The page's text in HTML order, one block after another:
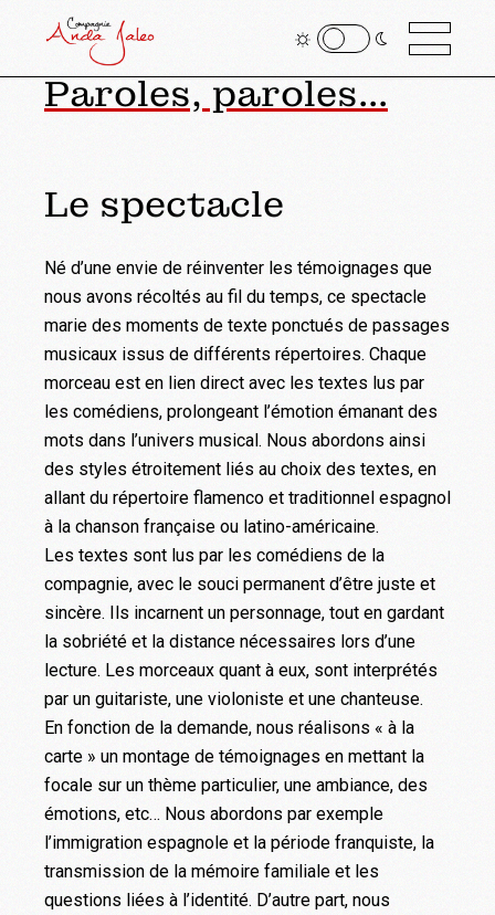
Paroles, paroles...
Le spectacle
Né d’une envie de réinventer les témoignages que
nous avons récoltés au fil du temps, ce spectacle
marie des moments de texte ponctués de passages
musicaux issus de différents répertoires. Chaque
morceau est en lien direct avec les textes lus par
les comédiens, prolongeant l’émotion émanant des
mots dans l’univers musical. Nous abordons ainsi
des styles étroitement liés au choix des textes, en
allant du répertoire flamenco et traditionnel espagnol
à la chanson française ou latino-américaine.
Les textes sont lus par les comédiens de la
compagnie, avec le souci permanent d’être juste et
sincère. Ils incarnent un personnage, tout en gardant
la sobriété et la distance nécessaires lors d’une
lecture. Les morceaux quant à eux, sont interprétés
par un guitariste, une violoniste et une chanteuse.
En fonction de la demande, nous réalisons « à la
carte » un montage de témoignages en mettant la
focale sur un thème particulier, une ambiance, des
émotions, etc… Nous abordons par exemple
l’immigration espagnole et la période franquiste, la
transmission de la mémoire familiale et les
questions liées à l’identité. D’autre part, nous